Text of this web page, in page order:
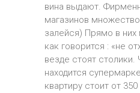
вина выдают.
магазинов
залейся) Прямо в них
как говорится : «не
везде стоят столики.
находится
квартиру стоит от